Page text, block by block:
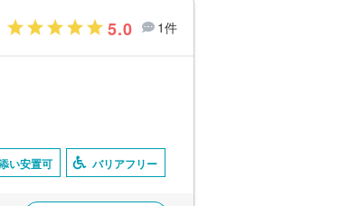
5.0 1件
い安置可 バリアフリー